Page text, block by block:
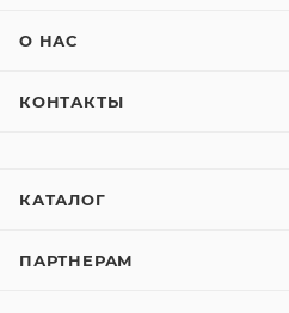
О НАС
КОНТАКТЫ
КАТАЛОГ
ПАРТНЕРАМ